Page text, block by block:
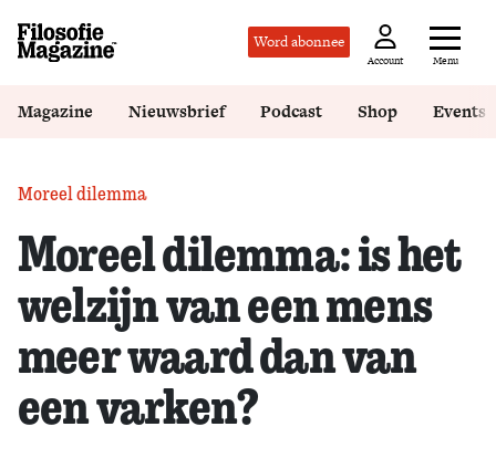
Word abonnee
Account Menu
Magazine Nieuwsbrief Podcast Shop Events
Moreel dilemma
Moreel dilemma: is het
welzijn van een mens
meer waard dan van
een varken?